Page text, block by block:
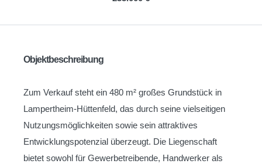
Objektbeschreibung
Zum Verkauf steht ein 480 m² großes Grundstück in
Lampertheim-Hüttenfeld, das durch seine vielseitigen
Nutzungsmöglichkeiten sowie sein attraktives
Entwicklungspotenzial überzeugt. Die Liegenschaft
bietet sowohl für Gewerbetreibende, Handwerker als